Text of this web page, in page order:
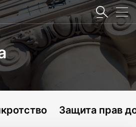
Защита прав